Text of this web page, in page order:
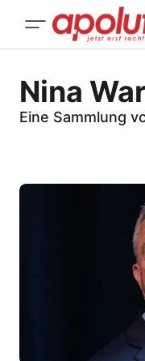
Nina
Eine Sammlung